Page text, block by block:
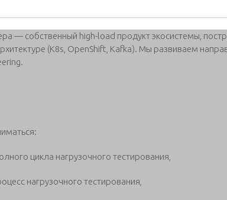
— собственный high-load продукт экосистемы,
(K8s, OpenShift, Kafka). Мы развиваем
цикла нагрузочного тестирования,
нагрузочного тестирования,